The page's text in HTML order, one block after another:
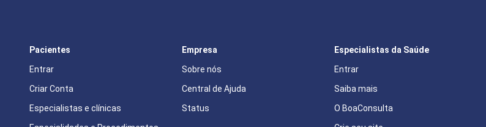
Pacientes
Entrar
Criar Conta
Especialistas e clínicas
Empresa
Sobre nós
Central de Ajuda
Status
Especialistas da Saúde
Entrar
Saiba mais
O BoaConsulta